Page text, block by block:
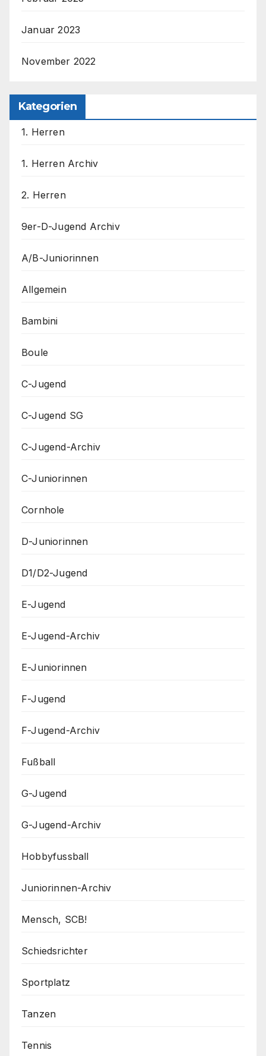
Januar 2023
November 2022
Kategorien
1. Herren
1. Herren Archiv
2. Herren
9er-D-Jugend Archiv
A/B-Juniorinnen
Allgemein
Bambini
Boule
C-Jugend
C-Jugend SG
C-Jugend-Archiv
C-Juniorinnen
Cornhole
D-Juniorinnen
D1/D2-Jugend
E-Jugend
E-Jugend-Archiv
E-Juniorinnen
F-Jugend
F-Jugend-Archiv
Fußball
G-Jugend
G-Jugend-Archiv
Hobbyfussball
Juniorinnen-Archiv
Mensch, SCB!
Schiedsrichter
Sportplatz
Tanzen
Tennis